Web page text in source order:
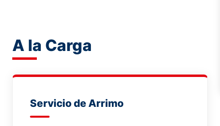
A la Carga
Servicio de Arrimo